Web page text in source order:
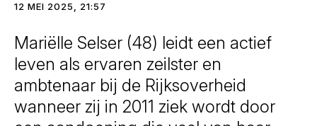
12 MEI 2025, 21:57
Mariëlle Selser (48) leidt een actief
leven als ervaren zeilster en
ambtenaar bij de Rijksoverheid
wanneer zij in 2011 ziek wordt door